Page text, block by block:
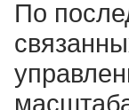
По